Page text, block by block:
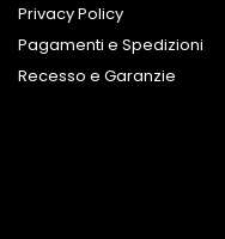
Privacy Policy
Pagamenti e Spedizioni
Recesso e Garanzie